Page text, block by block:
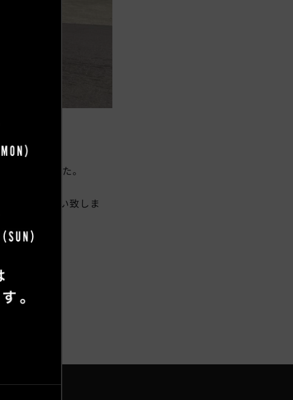
ただきました。
ろしくお願い致しま